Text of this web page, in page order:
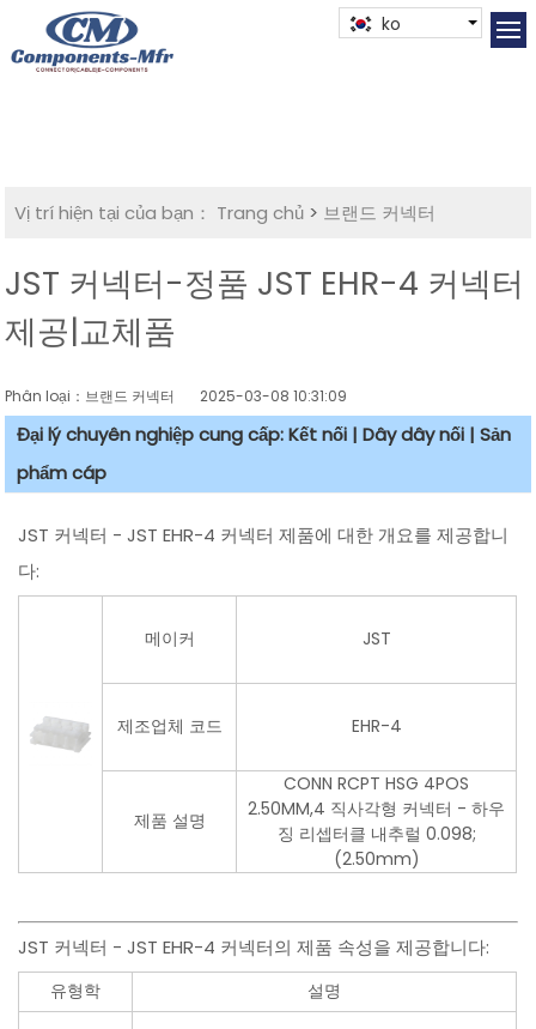
ko
Vị trí hiện tại của bạn： Trang chủ > 브랜드 커넥터
JST 커넥터-정품 JST EHR-4 커넥터
제공|교체품
Phân loại：브랜드 커넥터 2025-03-08 10:31:09
Đại lý chuyên nghiệp cung cấp: Kết nối | Dây dây nối | Sản
phẩm cáp
JST 커넥터 - JST EHR-4 커넥터 제품에 대한 개요를 제공합니
다:
메이커 JST
제조업체 코드 EHR-4
제품 설명
CONN RCPT HSG 4POS
2.50MM,4 직사각형 커넥터 - 하우
징 리셉터클 내추럴 0.098;
(2.50mm)
JST 커넥터 - JST EHR-4 커넥터의 제품 속성을 제공합니다:
유형학 설명